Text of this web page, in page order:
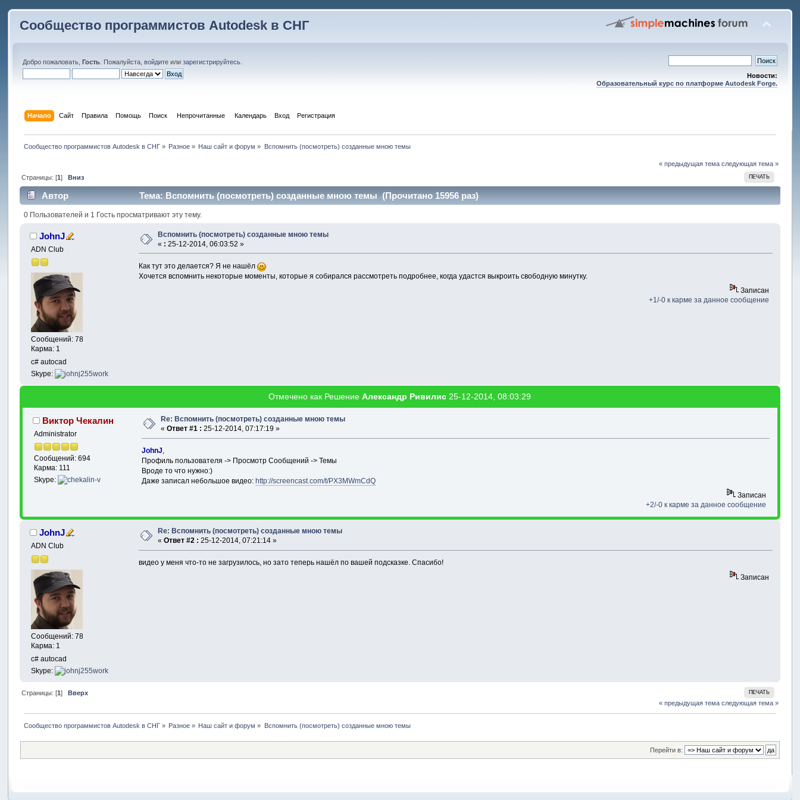
Сообщество программистов Autodesk в СНГ
Добро пожаловать,Гость . Пожалуйста,войдите илизарегистрируйтесь
Новости:
Образовательный курс по платформе Autodesk Forge.
Начало Сайт Правила Помощь Поиск Непрочитанные Календарь Вход Регистрация
Сообщество программистов Autodesk в СНГ» Разное » Наш сайт и форум » Вспомнить (посмотреть) созданные мною темы
« предыдущая тема следующая тема »
ПЕЧАТЬ
Страницы: [1] Вниз
Автор Тема: Вспомнить (посмотреть) созданные мною темы (Прочитано 15956 раз)
0 Пользователей и 1 Гость просматривают эту тему.
JohnJ
ADN Club
Сообщений: 78
Карма: 1
c# autocad
Skype:
Вспомнить (посмотреть) созданные мною темы
« : 25-12-2014, 06:03:52 »
Как тут это делается? Я не нашёл
Хочется вспомнить некоторые моменты, которые я собирался рассмотреть подробнее, когда удастся выкроить свободную минутку.
Записан
+1/-0 к карме за данное сообщение
Отмечено как РешениеАлександр Ривилис 25-12-2014, 08:03:29
Виктор Чекалин
Administrator
Сообщений: 694
Карма: 111
Skype:
Re: Вспомнить (посмотреть) созданные мною темы
«Ответ #1 : 25-12-2014, 07:17:19 »
JohnJ,
Профиль пользователя -> Просмотр Сообщений -> Темы
Вроде то что нужно:)
Даже записал небольшое видео: http://screencast.com/t/PX3MWmCdQ
Записан
+2/-0 к карме за данное сообщение
JohnJ
ADN Club
Сообщений: 78
Карма: 1
c# autocad
Skype:
Re: Вспомнить (посмотреть) созданные мною темы
«Ответ #2 : 25-12-2014, 07:21:14 »
видео у меня что-то не загрузилось, но зато теперь нашёл по вашей подсказке. Спасибо!
Записан
ПЕЧАТЬ
Страницы: [1] Вверх
« предыдущая тема следующая тема »
Сообщество программистов Autodesk в СНГ» Разное » Наш сайт и форум » Вспомнить (посмотреть) созданные мною темы
Перейти в: